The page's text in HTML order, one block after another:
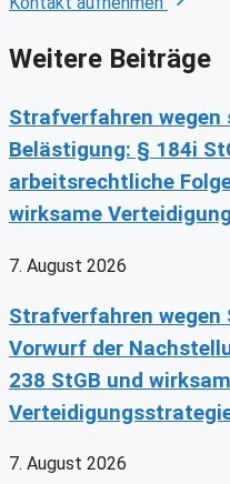
Weitere Beiträge
Strafverfahren wegen
Belästigung: § 184i
arbeitsrechtliche
wirksame
7. August 2026
Strafverfahren wegen
Vorwurf der
238 StGB und
7. August 2026